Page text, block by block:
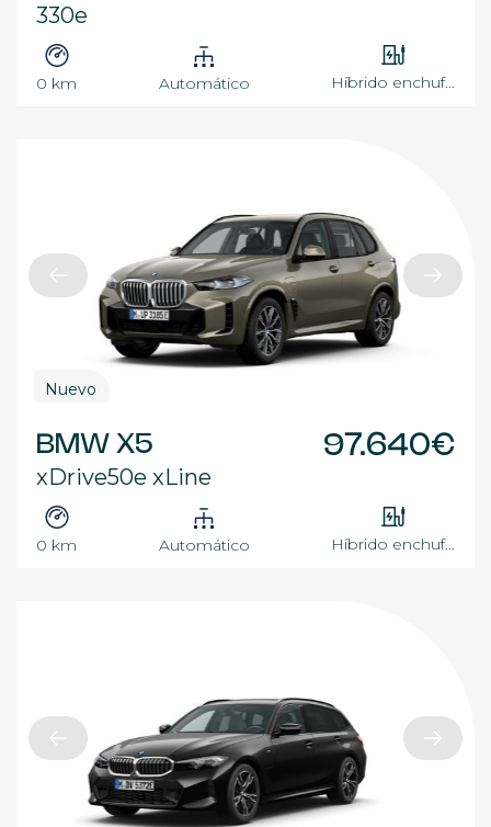
330e
0 km Automático Híbrido enchuf...
Nuevo
BMW X5
xDrive50e xLine
97.640€
0 km Automático Híbrido enchuf...